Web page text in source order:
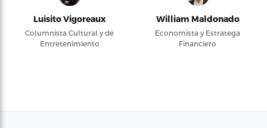
Luisito Vigoreaux
Columnista Cultural y de
Entretenimiento
William Maldonado
Economista y Estratega
Financiero